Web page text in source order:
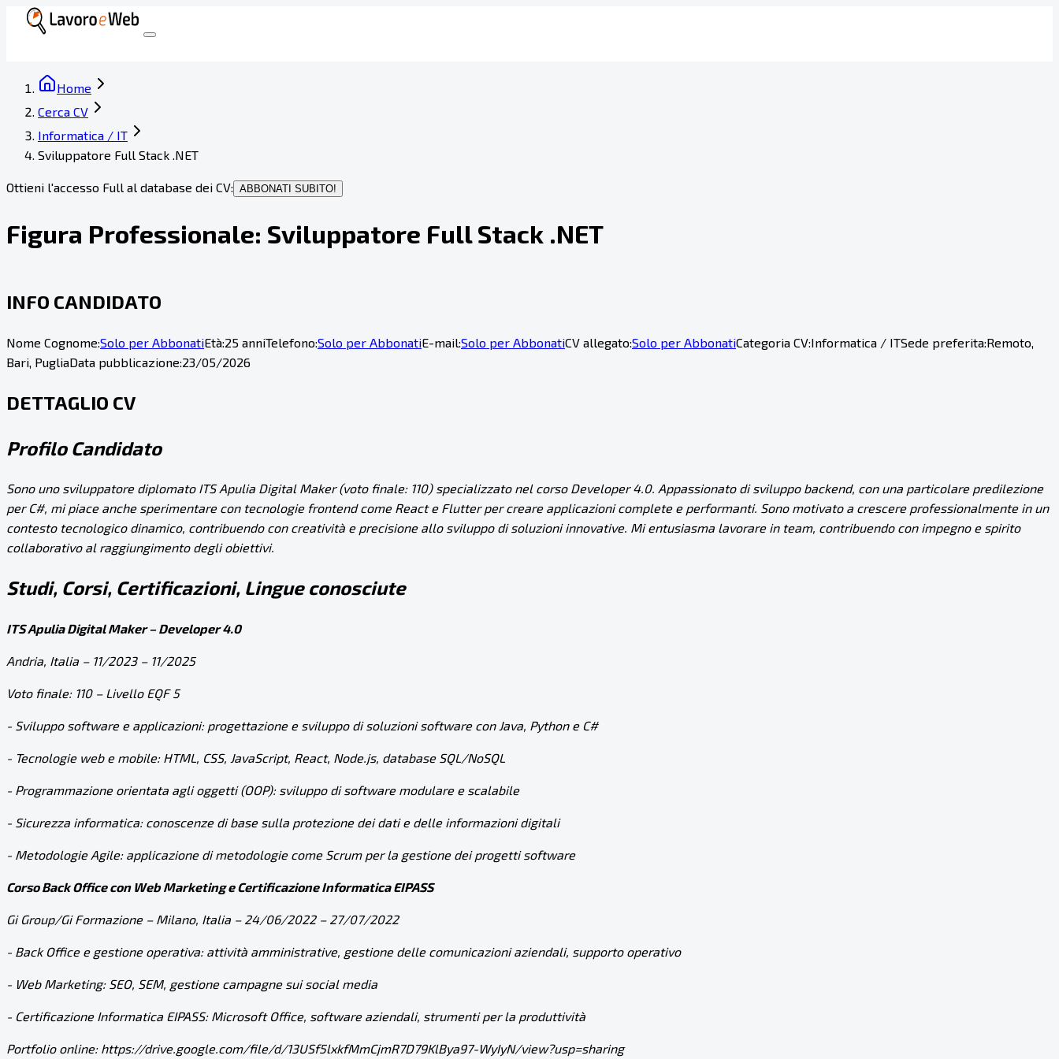
Home
Cerca CV
Informatica / IT
Sviluppatore Full Stack .NET
Ottieni l'accesso Full al database dei CV: ABBONATI SUBITO!
Figura Professionale: Sviluppatore Full Stack .NET
INFO CANDIDATO
Nome Cognome:Solo per AbbonatiEtà:25 anniTelefono:Solo per AbbonatiE-mail:Solo per AbbonatiCV allegato:Solo per AbbonatiCategoria CV:Informatica / ITSede preferita:Remoto,
Bari, PugliaData pubblicazione:23/05/2026
DETTAGLIO CV
Profilo Candidato
Sono uno sviluppatore diplomato ITS Apulia Digital Maker (voto finale: 110) specializzato nel corso Developer 4.0. Appassionato di sviluppo backend, con una particolare predilezione
per C#, mi piace anche sperimentare con tecnologie frontend come React e Flutter per creare applicazioni complete e performanti. Sono motivato a crescere professionalmente in un
contesto tecnologico dinamico, contribuendo con creatività e precisione allo sviluppo di soluzioni innovative. Mi entusiasma lavorare in team, contribuendo con impegno e spirito
collaborativo al raggiungimento degli obiettivi.
Studi, Corsi, Certificazioni, Lingue conosciute
ITS Apulia Digital Maker – Developer 4.0
Andria, Italia – 11/2023 – 11/2025
Voto finale: 110 – Livello EQF 5
- Sviluppo software e applicazioni: progettazione e sviluppo di soluzioni software con Java, Python e C#
- Tecnologie web e mobile: HTML, CSS, JavaScript, React, Node.js, database SQL/NoSQL
- Programmazione orientata agli oggetti (OOP): sviluppo di software modulare e scalabile
- Sicurezza informatica: conoscenze di base sulla protezione dei dati e delle informazioni digitali
- Metodologie Agile: applicazione di metodologie come Scrum per la gestione dei progetti software
Corso Back Office con Web Marketing e Certificazione Informatica EIPASS
Gi Group/Gi Formazione – Milano, Italia – 24/06/2022 – 27/07/2022
- Back Office e gestione operativa: attività amministrative, gestione delle comunicazioni aziendali, supporto operativo
- Web Marketing: SEO, SEM, gestione campagne sui social media
- Certificazione Informatica EIPASS: Microsoft Office, software aziendali, strumenti per la produttività
Portfolio online: https://drive.google.com/file/d/13USf5lxkfMmCjmR7D79KlBya97-WyIyN/view?usp=sharing